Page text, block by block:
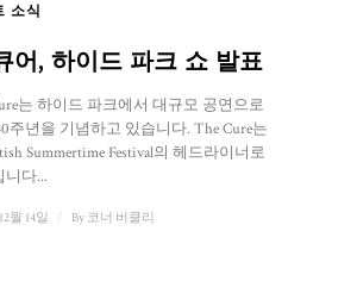
소식
어, 하이드 파크 쇼 발표
는 하이드 파크에서 대규모 공연으로 밴드
주년을 기념하고 있습니다. The Cure는 토요
Summertime Festival의 헤드라이너로 나설
니다...
월 14일 By 코너 버클리